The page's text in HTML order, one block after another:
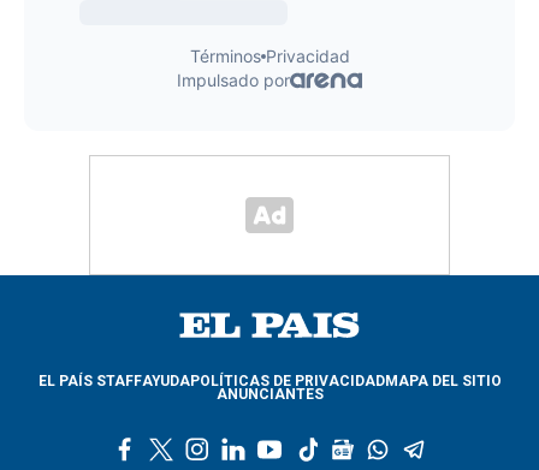
EL PAÍS STAFFAYUDAPOLÍTICAS DE PRIVACIDADMAPA DEL SITIO
ANUNCIANTES
l
y
t
g
w